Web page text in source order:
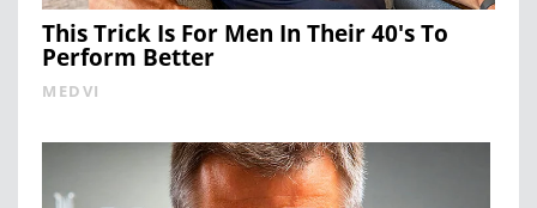
This Trick Is For Men In Their 40's To
Perform Better
MEDVI